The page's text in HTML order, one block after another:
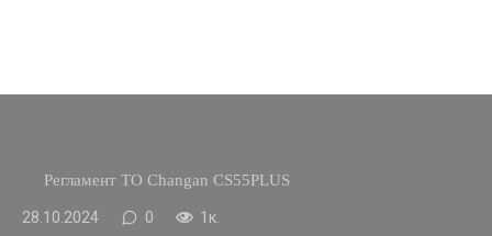
Регламент ТО Changan CS55PLUS
28.10.2024 0 1к.